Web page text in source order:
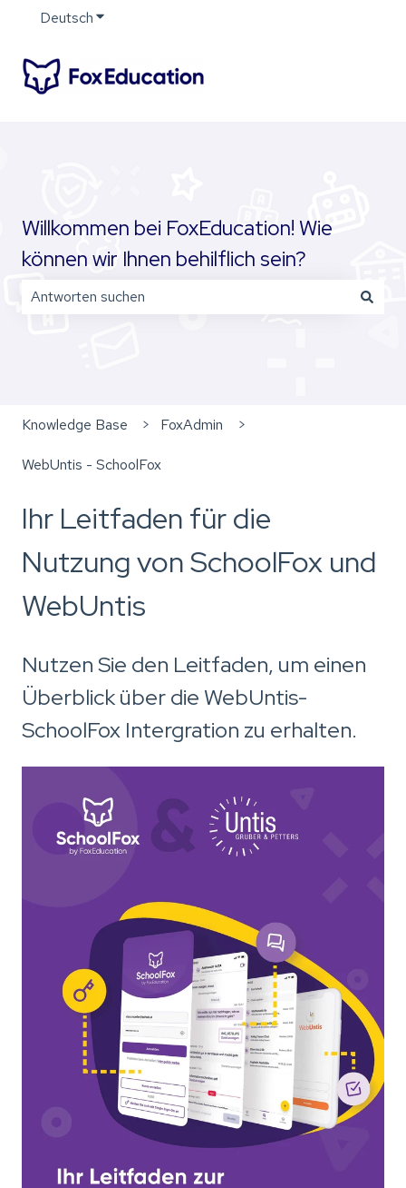
DeutschUntermenü für Übersetzungen anzeigen
Willkommen bei FoxEducation! Wie
können wir Ihnen behilflich sein?
Knowledge Base FoxAdmin
WebUntis - SchoolFox
Ihr Leitfaden für die
Nutzung von SchoolFox und
WebUntis
Nutzen Sie den Leitfaden, um einen
Überblick über die WebUntis-
SchoolFox Intergration zu erhalten.